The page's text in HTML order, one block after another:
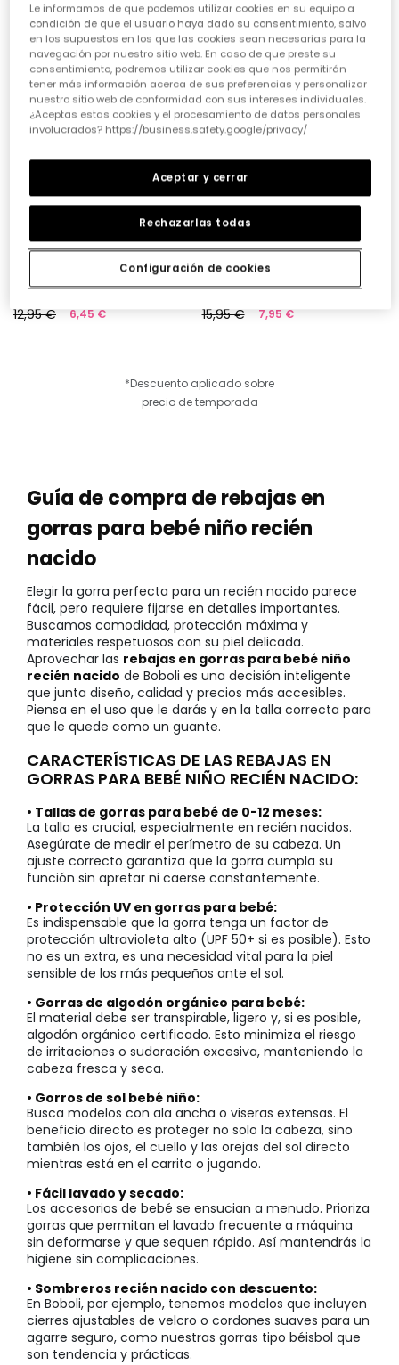
-50%
Gorra bebé cuadros verde
12,95 €
6,45 €
-50%
Gorro bebé cuadros azul y blanco
15,95 €
7,95 €
*Descuento aplicado sobre
precio de temporada
Guía de compra de rebajas en
gorras para bebé niño recién
nacido
Elegir la gorra perfecta para un recién nacido parece
fácil, pero requiere fijarse en detalles importantes.
Buscamos comodidad, protección máxima y
materiales respetuosos con su piel delicada.
Aprovechar las rebajas en gorras para bebé niño
recién nacido de Boboli es una decisión inteligente
que junta diseño, calidad y precios más accesibles.
Piensa en el uso que le darás y en la talla correcta para
que le quede como un guante.
CARACTERÍSTICAS DE LAS REBAJAS EN
GORRAS PARA BEBÉ NIÑO RECIÉN NACIDO:
• Tallas de gorras para bebé de 0-12 meses:
La talla es crucial, especialmente en recién nacidos.
Asegúrate de medir el perímetro de su cabeza. Un
ajuste correcto garantiza que la gorra cumpla su
función sin apretar ni caerse constantemente.
• Protección UV en gorras para bebé:
Es indispensable que la gorra tenga un factor de
protección ultravioleta alto (UPF 50+ si es posible). Esto
no es un extra, es una necesidad vital para la piel
sensible de los más pequeños ante el sol.
• Gorras de algodón orgánico para bebé:
El material debe ser transpirable, ligero y, si es posible,
algodón orgánico certificado. Esto minimiza el riesgo
de irritaciones o sudoración excesiva, manteniendo la
cabeza fresca y seca.
• Gorros de sol bebé niño:
Busca modelos con ala ancha o viseras extensas. El
beneficio directo es proteger no solo la cabeza, sino
también los ojos, el cuello y las orejas del sol directo
mientras está en el carrito o jugando.
• Fácil lavado y secado:
Los accesorios de bebé se ensucian a menudo. Prioriza
gorras que permitan el lavado frecuente a máquina
sin deformarse y que sequen rápido. Así mantendrás la
higiene sin complicaciones.
• Sombreros recién nacido con descuento:
En Boboli, por ejemplo, tenemos modelos que incluyen
cierres ajustables de velcro o cordones suaves para un
agarre seguro, como nuestras gorras tipo béisbol que
son tendencia y prácticas.
Le informamos de que podemos utilizar cookies en su equipo a
condición de que el usuario haya dado su consentimiento, salvo
en los supuestos en los que las cookies sean necesarias para la
navegación por nuestro sitio web. En caso de que preste su
consentimiento, podremos utilizar cookies que nos permitirán
tener más información acerca de sus preferencias y personalizar
nuestro sitio web de conformidad con sus intereses individuales.
¿Aceptas estas cookies y el procesamiento de datos personales
involucrados? https://business.safety.google/privacy/
Configuración de cookies
Rechazarlas todas
Aceptar y cerrar